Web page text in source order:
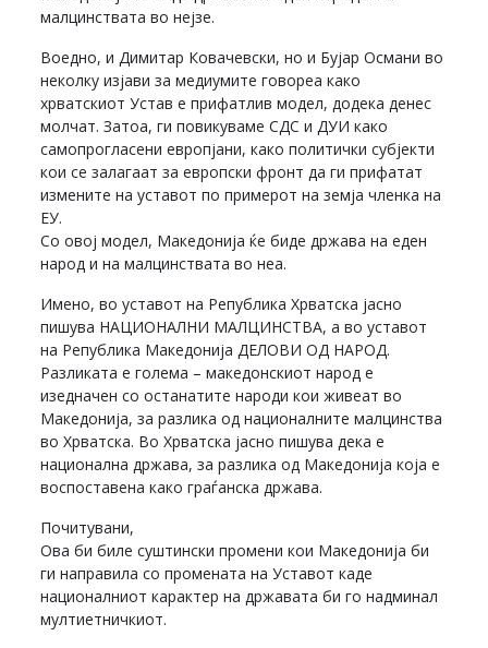
малцинствата во нејзе.
Воедно, и Димитар Ковачевски, но и Бујар Османи во
неколку изјави за медиумите говореа како
хрватскиот Устав е прифатлив модел, додека денес
молчат. Затоа, ги повикуваме СДС и ДУИ како
самопрогласени европјани, како политички субјекти
кои се залагаат за европски фронт да ги прифатат
измените на уставот по примерот на земја членка на
ЕУ.
Со овој модел, Македонија ќе биде држава на еден
народ и на малцинствата во неа.
Имено, во уставот на Република Хрватска јасно
пишува НАЦИОНАЛНИ МАЛЦИНСТВА, а во уставот
на Република Македонија ДЕЛОВИ ОД НАРОД.
Разликата е голема – македонскиот народ е
изедначен со останатите народи кои живеат во
Македонија, за разлика од националните малцинства
во Хрватска. Во Хрватска јасно пишува дека е
национална држава, за разлика од Македонија која е
воспоставена како граѓанска држава.
Почитувани,
Ова би биле суштински промени кои Македонија би
ги направила со промената на Уставот каде
националниот карактер на државата би го надминал
мултиетничкиот.